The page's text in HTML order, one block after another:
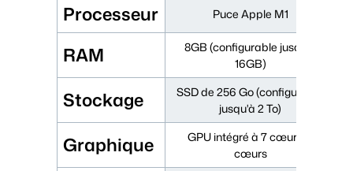
Processeur Puce Apple M1
RAM
8GB (configurable jusqu'à
16GB)
Stockage
SSD de 256 Go (configurable
jusqu'à 2 To)
Graphique
GPU intégré à 7 cœurs/8
cœurs